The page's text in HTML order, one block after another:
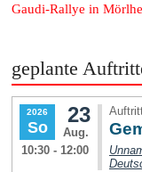
Gaudi-Rallye in
geplante